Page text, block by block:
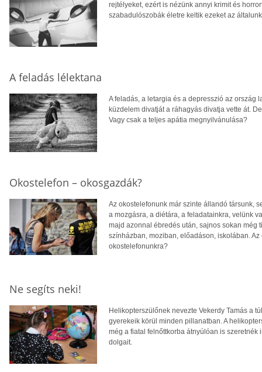
rejtélyeket, ezért is nézünk annyi krimit és
szabadulószobák életre keltik ezeket az
A feladás lélektana
A feladás, a letargia és a depresszió az ország
küzdelem divatját a ráhagyás divatja vette át.
Vagy csak a teljes apátia megnyilvánulása?
Okostelefon – okosgazdák?
Az okostelefonunk már szinte állandó társunk,
a mozgásra, a diétára, a feladatainkra, velünk
majd azonnal ébredés után, sajnos sokan még
színházban, moziban, előadáson, iskolában.
okostelefonunkra?
Ne segíts neki!
Helikopterszülőnek nevezte Vekerdy Tamás a
gyerekeik körül minden pillanatban. A
még a fiatal felnőttkorba átnyúlóan is
dolgait.